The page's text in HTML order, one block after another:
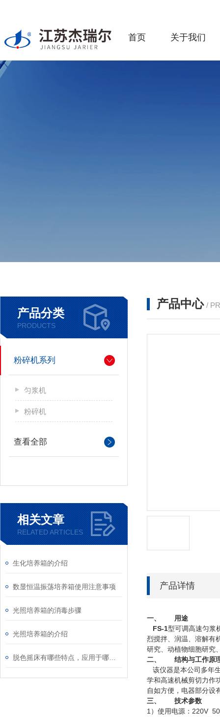
首页 关于我们
产品分类
PRODUCTS
粉碎机系列
匀浆机
粉碎机
查看全部
相关文章
RELATED ARTICLES
生化培养箱的介绍
数显恒温振荡培养箱使用注意事项
光照培养箱的消毒步骤
光照培养箱的介绍
产品中心 /
产品详情
一、 用途
FS-1型可调高速匀浆
烈搅拌、润温、溶解有
研究、动植物细胞研究
二、 结构与工作原
该仪器是本公司多年
学和高速机械剪切力作
自如方便，电器部分设
三、 技术参数
1）使用电源：